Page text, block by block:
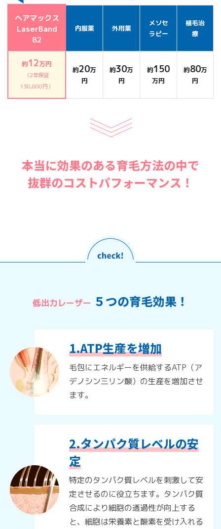
ヘアマックス
LaserBand
82
内服薬 外用薬
メソセ
ラピー
植毛治
療
約12万円
（2年保証
130,800円）
約20万
円
約30万
円
約150
万円
約80万
円
本当に効果のある育毛方法の中で
抜群のコストパフォーマンス！
低出力レーザー ５つの育毛効果！
1.ATP生産を増加
毛包にエネルギーを供給するATP（ア
デノシン三リン酸）の生産を増加させ
ます。
2.タンパク質レベルの安
定
特定のタンパク質レベルを刺激して安
定させるのに役立ちます。タンパク質
合成により細胞の透過性が向上する
と、細胞は栄養素と酸素を受け入れる